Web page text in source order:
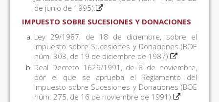
de junio de 1995).
IMPUESTO SOBRE SUCESIONES Y DONACIONES
Ley 29/1987, de 18 de diciembre, sobre el
Impuesto sobre Sucesiones y Donaciones (BOE
núm. 303, de 19 de diciembre de 1987).
Real Decreto 1629/1991, de 8 de noviembre,
por el que se aprueba el Reglamento del
Impuesto sobre Sucesiones y Donaciones (BOE
núm. 275, de 16 de noviembre de 1991).